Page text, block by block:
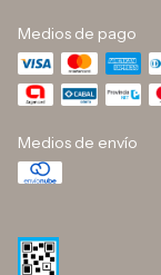
Medios de pago
Medios de envío